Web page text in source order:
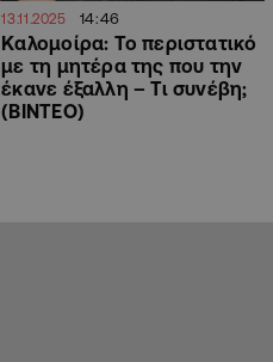
13.11.2025 14:46
Καλομοίρα: Το περιστατικό
με τη μητέρα της που την
έκανε έξαλλη – Τι συνέβη;
(ΒΙΝΤΕΟ)